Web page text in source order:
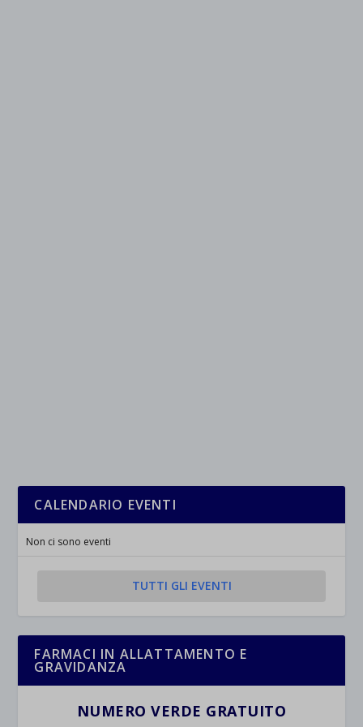
CALENDARIO EVENTI
Non ci sono eventi
TUTTI GLI EVENTI
FARMACI IN ALLATTAMENTO E
GRAVIDANZA
NUMERO VERDE GRATUITO